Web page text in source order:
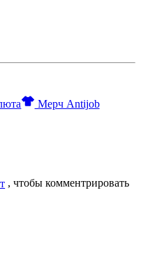
Мерч Antijob
, чтобы комментрировать